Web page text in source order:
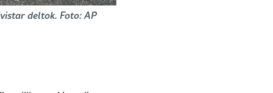
deltok. Foto: AP